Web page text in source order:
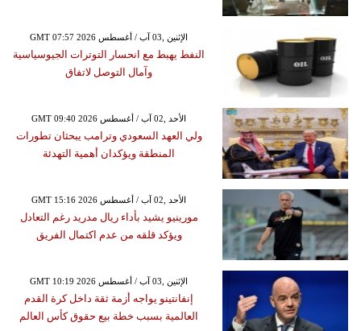
GMT 07:57 2026 الإثنين ,03 آب / أغسطس
النفط يهبط مع انحسار التوترات الجيوسياسية
وآمال التوصل لاتفاق
GMT 09:40 2026 الأحد ,02 آب / أغسطس
ولي العهد السعودي وترامب يبحثان تطورات
المنطقة ويؤكدان أهمية التهدئة
GMT 15:16 2026 الأحد ,02 آب / أغسطس
مورينيو يشيد بأداء ريال مدريد رغم التعادل
ويؤكد قلقه من عدم اكتمال الفريق
GMT 10:19 2026 الإثنين ,03 آب / أغسطس
إنفانتينو يواجه أزمة ثقة داخل كرة القدم
العالمية بسبب خطة بيع حقوق كأس العالم